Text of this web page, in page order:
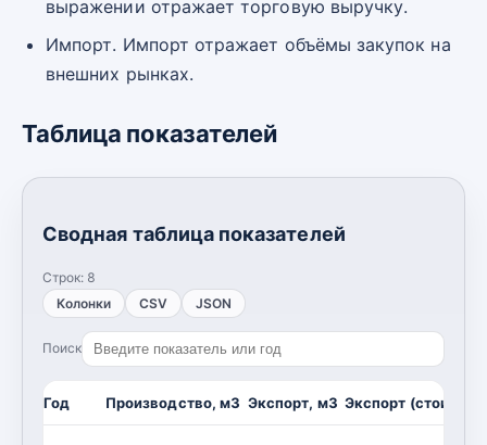
выражении отражает торговую выручку.
Импорт. Импорт отражает объёмы закупок на
внешних рынках.
Таблица показателей
Сводная таблица показателей
Строк: 8
Колонки
CSV JSON
Поиск
Год Производство, м3 Экспорт, м3 Экспорт